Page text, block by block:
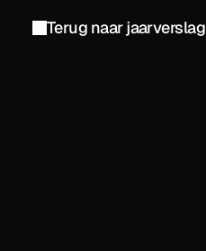
Terug naar jaarverslag